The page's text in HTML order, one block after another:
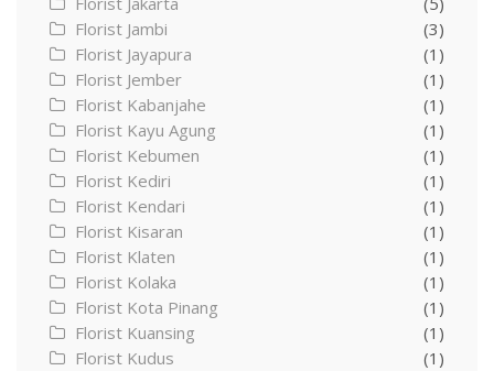
Florist Jambi
(3)
Florist Jayapura
(1)
Florist Jember
(1)
Florist Kabanjahe
(1)
Florist Kayu Agung
(1)
Florist Kebumen
(1)
Florist Kediri
(1)
Florist Kendari
(1)
Florist Kisaran
(1)
Florist Klaten
(1)
Florist Kolaka
(1)
Florist Kota Pinang
(1)
Florist Kuansing
(1)
Florist Kudus
(1)